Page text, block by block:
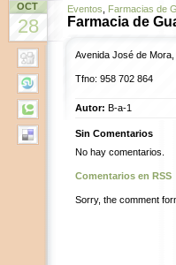
OCT
28
Eventos Farmacias de
Farmacia de
Avenida José de Mora,
Tfno: 958 702 864
Autor: B-a-1
Sin Comentarios
No hay comentarios.
Comentarios en RSS
Sorry, the comment